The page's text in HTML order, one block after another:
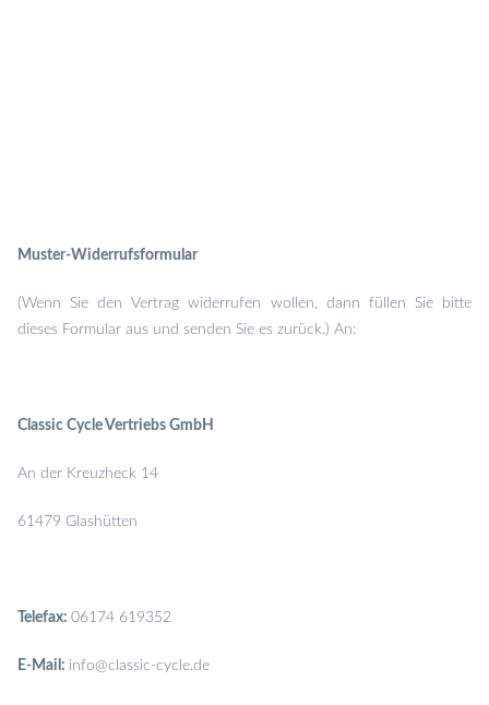
Muster-Widerrufsformular
(Wenn Sie den Vertrag widerrufen wollen, dann füllen Sie bitte
dieses Formular aus und senden Sie es zurück.) An:
Classic Cycle Vertriebs GmbH
An der Kreuzheck 14
61479 Glashütten
Telefax: 06174 619352
E-Mail: info@classic-cycle.de